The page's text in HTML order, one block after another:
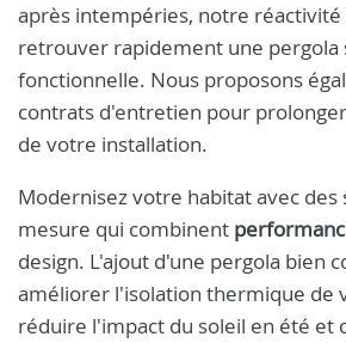
après intempéries, notre
retrouver rapidement une pergola
fonctionnelle. Nous proposons
contrats d'entretien pour
de votre installation.
Modernisez votre habitat avec des
mesure qui combinent
design. L'ajout d'une pergola bien
améliorer l'isolation thermique de
réduire l'impact du soleil en été et